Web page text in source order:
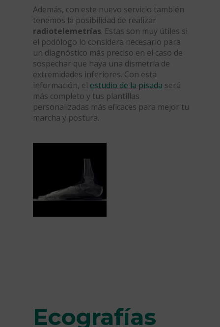
Además, con este nuevo servicio también
tenemos la posibilidad de realizar
radiotelemetrías. Estas son muy útiles si
el podólogo lo considera necesario para
un diagnóstico más preciso en el caso de
sospechar que haya una dismetría de
extremidades inferiores. Con esta
información, el estudio de la pisada será
más completo y tus plantillas
personalizadas más eficaces para mejor tu
marcha y postura.
Ecografías